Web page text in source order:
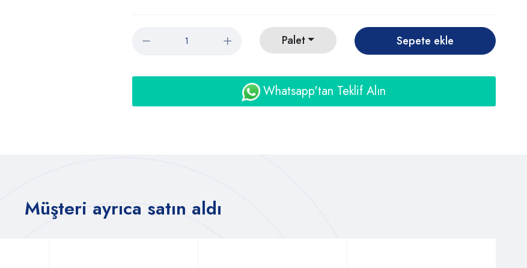
Palet Sepete ekle
Whatsapp'tan Teklif Alın
Müşteri ayrıca satın aldı